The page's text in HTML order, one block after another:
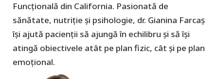
Funcțională din California. Pasionată de
sănătate, nutriție și psihologie, dr. Gianina Farcaș
își ajută pacienții să ajungă în echilibru și să își
atingă obiectivele atât pe plan fizic, cât și pe plan
emoțional.